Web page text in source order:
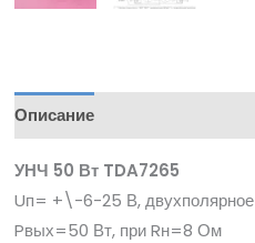
Описание
УНЧ 50 Вт TDA7265
Uп= +\-6-25 В, двухполярное
Pвых=50 Вт, при Rн=8 Ом